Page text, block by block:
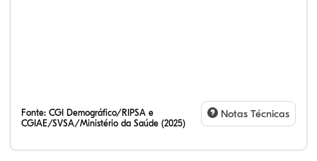
Fonte: CGI Demográfico/RIPSA e
CGIAE/SVSA/Ministério da Saúde (2025)
Notas Técnicas